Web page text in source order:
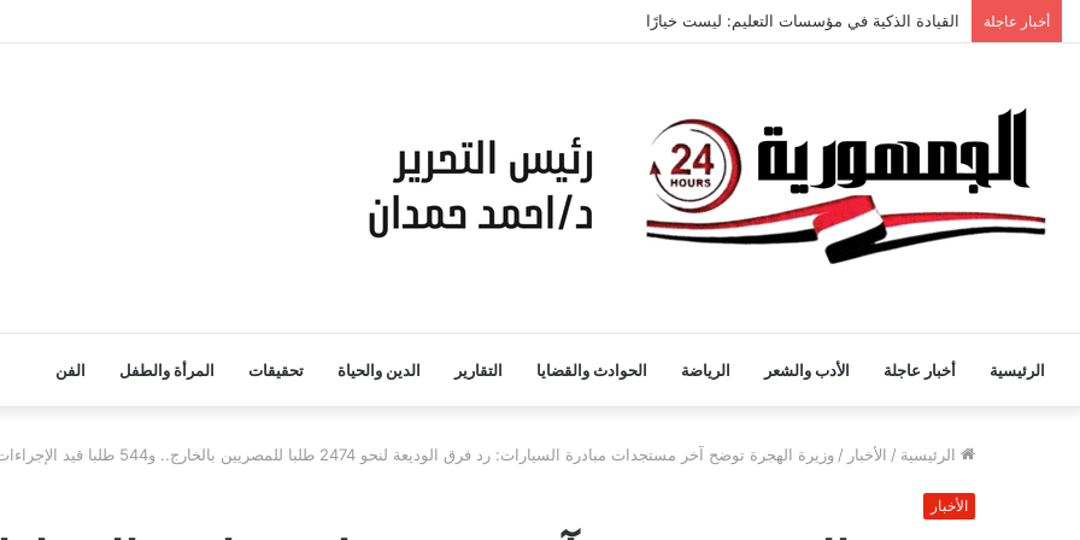
أخبار عاجلة القيادة الذكية في مؤسسات التعليم: ليست خيارًا
الرئيسية أخبار عاجلة الأدب والشعر الرياضة الحوادث والقضايا التقارير الدين والحياة تحقيقات المرأة والطفل الفن
الرئيسية / الأخبار / وزيرة الهجرة توضح آخر مستجدات مبادرة السيارات: رد فرق الوديعة لنحو 2474 طلبا للمصريين بالخارج.. و544 طلبا قيد الإجراءات
الأخبار